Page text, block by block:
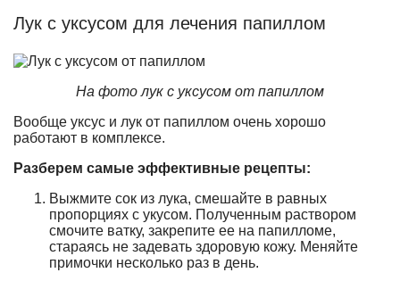
Лук с уксусом для лечения папиллом
На фото лук с уксусом от папиллом
Вообще уксус и лук от папиллом очень хорошо
работают в комплексе.
Разберем самые эффективные рецепты:
Выжмите сок из лука, смешайте в равных
пропорциях с укусом. Полученным раствором
смочите ватку, закрепите ее на папилломе,
стараясь не задевать здоровую кожу. Меняйте
примочки несколько раз в день.